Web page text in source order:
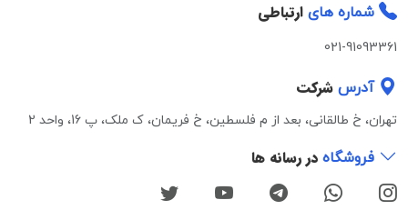
شماره های ارتباطی
021-91093361
آدرس شرکت
تهران، خ طالقانی، بعد از م فلسطین، خ فریمان، ک ملک، پ 16، واحد 2
فروشگاه در رسانه ها